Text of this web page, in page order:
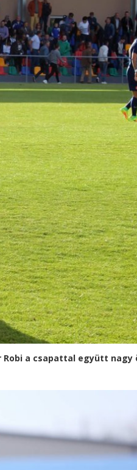
a csapattal együtt